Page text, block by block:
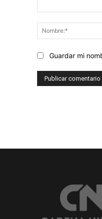
Guardar mi